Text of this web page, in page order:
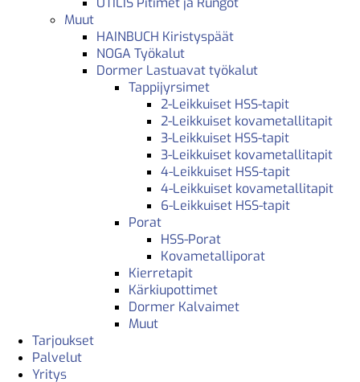
Muut
HAINBUCH Kiristyspäät
NOGA Työkalut
Dormer Lastuavat työkalut
Tappijyrsimet
2-Leikkuiset HSS-tapit
2-Leikkuiset kovametallitapit
3-Leikkuiset HSS-tapit
3-Leikkuiset kovametallitapit
4-Leikkuiset HSS-tapit
4-Leikkuiset kovametallitapit
6-Leikkuiset HSS-tapit
Porat
HSS-Porat
Kovametalliporat
Kierretapit
Kärkiupottimet
Dormer Kalvaimet
Muut
Tarjoukset
Palvelut
Yritys